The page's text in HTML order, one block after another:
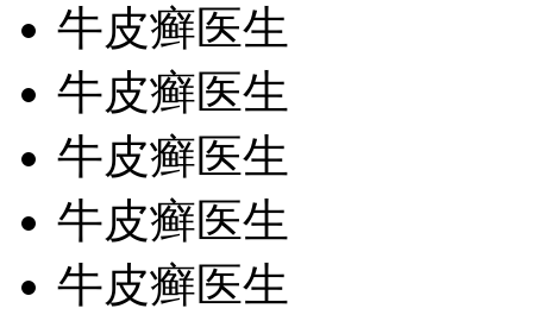
牛皮癣医生
牛皮癣医生
牛皮癣医生
牛皮癣医生
牛皮癣医生